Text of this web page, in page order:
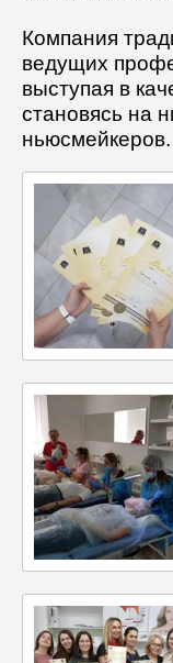
Наборы.
Компания
ведущих
выступая в
становясь на
ньюсмейкеров.